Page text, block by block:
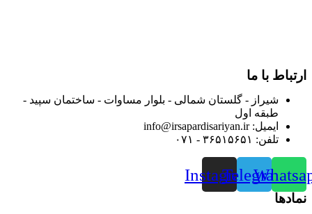
ارتباط با ما
شیراز - گلستان شمالی - بلوار مساوات - ساختمان سپید -
طبقه اول
ایمیل: info@irsapardisariyan.ir
تلفن: ۳۶۵۱۵۶۵۱ - ۰۷۱
Telegram
Instagram
نمادها